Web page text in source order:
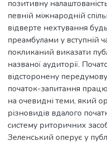
позитивну
певній міжнародній
відверте нехтування
преамбулами у вступній
покликаний виказати
названої аудиторії.
відсторонену
початок-запитання
на очевидні теми, який
різновидів вдалого
систему риторичних
Зеленський оперує у